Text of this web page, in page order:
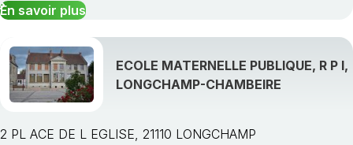
En savoir plus
ECOLE MATERNELLE PUBLIQUE, R P I,
LONGCHAMP-CHAMBEIRE
2 PL ACE DE L EGLISE, 21110 LONGCHAMP